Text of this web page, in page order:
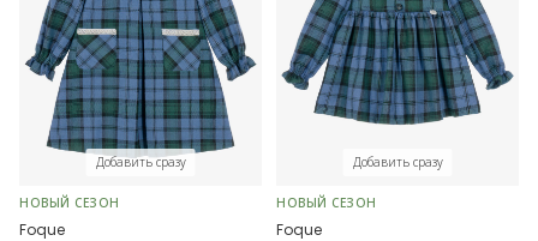
Добавить сразу
НОВЫЙ СЕЗОН
Foque
Добавить сразу
НОВЫЙ СЕЗОН
Foque